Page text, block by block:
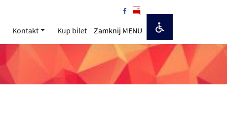
Kontakt Kup bilet Zamknij MENU